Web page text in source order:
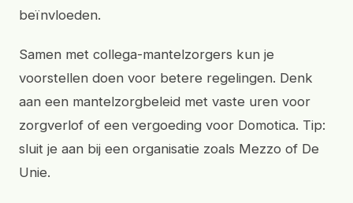
beïnvloeden.
Samen met collega-mantelzorgers kun je
voorstellen doen voor betere regelingen. Denk
aan een mantelzorgbeleid met vaste uren voor
zorgverlof of een vergoeding voor Domotica. Tip:
sluit je aan bij een organisatie zoals Mezzo of De
Unie.